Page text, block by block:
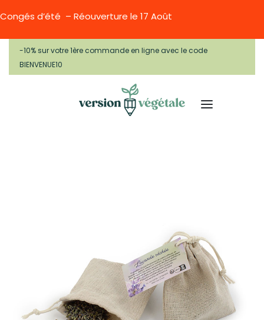
Congés d’été – Réouverture le 17 Août
-10% sur votre 1ère commande en ligne avec le code
BIENVENUE10